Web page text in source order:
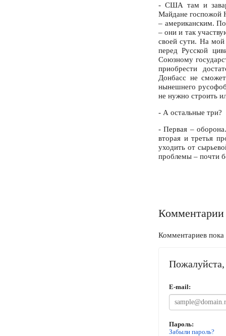
- США там и
Майдане госпожой
– американским.
– они и так
своей сути. На
перед Русской
Союзному
приобрести
Донбасс не
нынешнего
не нужно строить
- А остальные три?
- Первая –
вторая и третья
уходить от
проблемы – почти
Комментарии
Комментариев пока
Пожалуйста,
E-mail:
Пароль:
Забыли пароль?